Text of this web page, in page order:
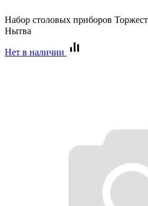
Набор столовых приборов
Нытва
Нет в наличии